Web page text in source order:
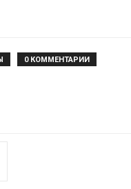
0 КОММЕНТАРИИ